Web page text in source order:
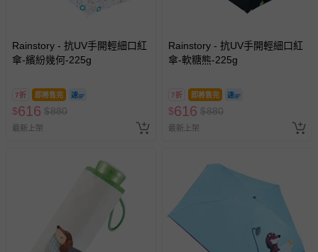
Rainstory - 抗UV手開輕細口紅
傘-繽紛幾何-225g
7折 即將售完
$616 $880
最新上架
Rainstory - 抗UV手開輕細口紅
傘-軟糖熊-225g
7折 即將售完
$616 $880
最新上架